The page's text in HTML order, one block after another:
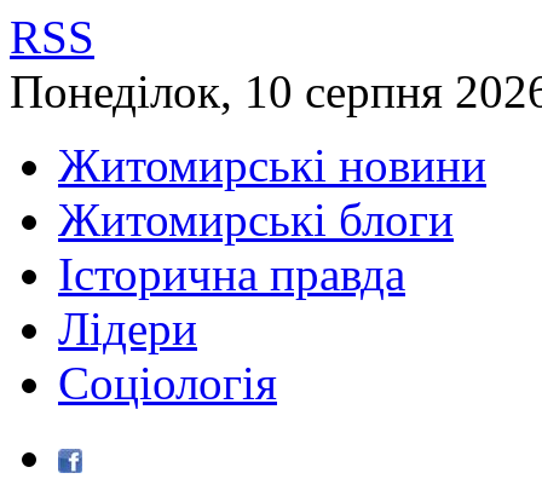
RSS
Понеділок, 10 серпня
Житомирські новини
Житомирські блоги
Історична правда
Лідери
Соціологія